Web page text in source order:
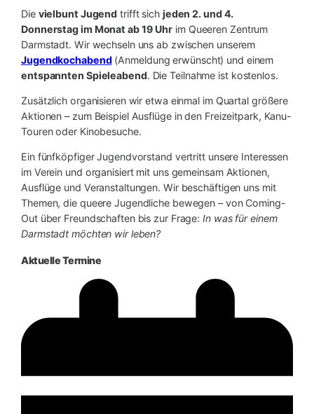
Die vielbunt Jugend trifft sich jeden 2. und 4.
Donnerstag im Monat ab 19 Uhr im Queeren Zentrum
Darmstadt. Wir wechseln uns ab zwischen unserem
Jugendkochabend(Anmeldung erwünscht) und einem
entspannten Spieleabend. Die Teilnahme ist kostenlos.
Zusätzlich organisieren wir etwa einmal im Quartal größere
Aktionen – zum Beispiel Ausflüge in den Freizeitpark, Kanu-
Touren oder Kinobesuche.
Ein fünfköpfiger Jugendvorstand vertritt unsere Interessen
im Verein und organisiert mit uns gemeinsam Aktionen,
Ausflüge und Veranstaltungen. Wir beschäftigen uns mit
Themen, die queere Jugendliche bewegen – von Coming-
Out über Freundschaften bis zur Frage:In was für einem
Darmstadt möchten wir leben?
Aktuelle Termine